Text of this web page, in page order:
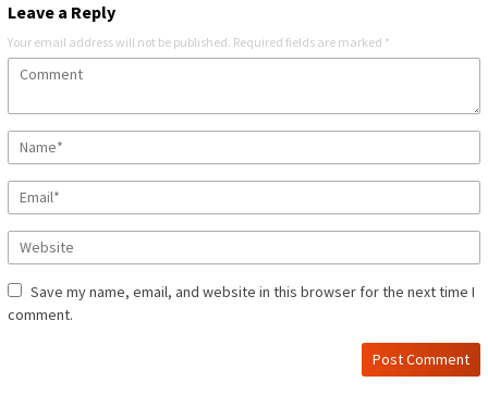
Leave a Reply
Your email address will not be published. Required fields are marked *
Save my name, email, and website in this browser for the next time I
comment.